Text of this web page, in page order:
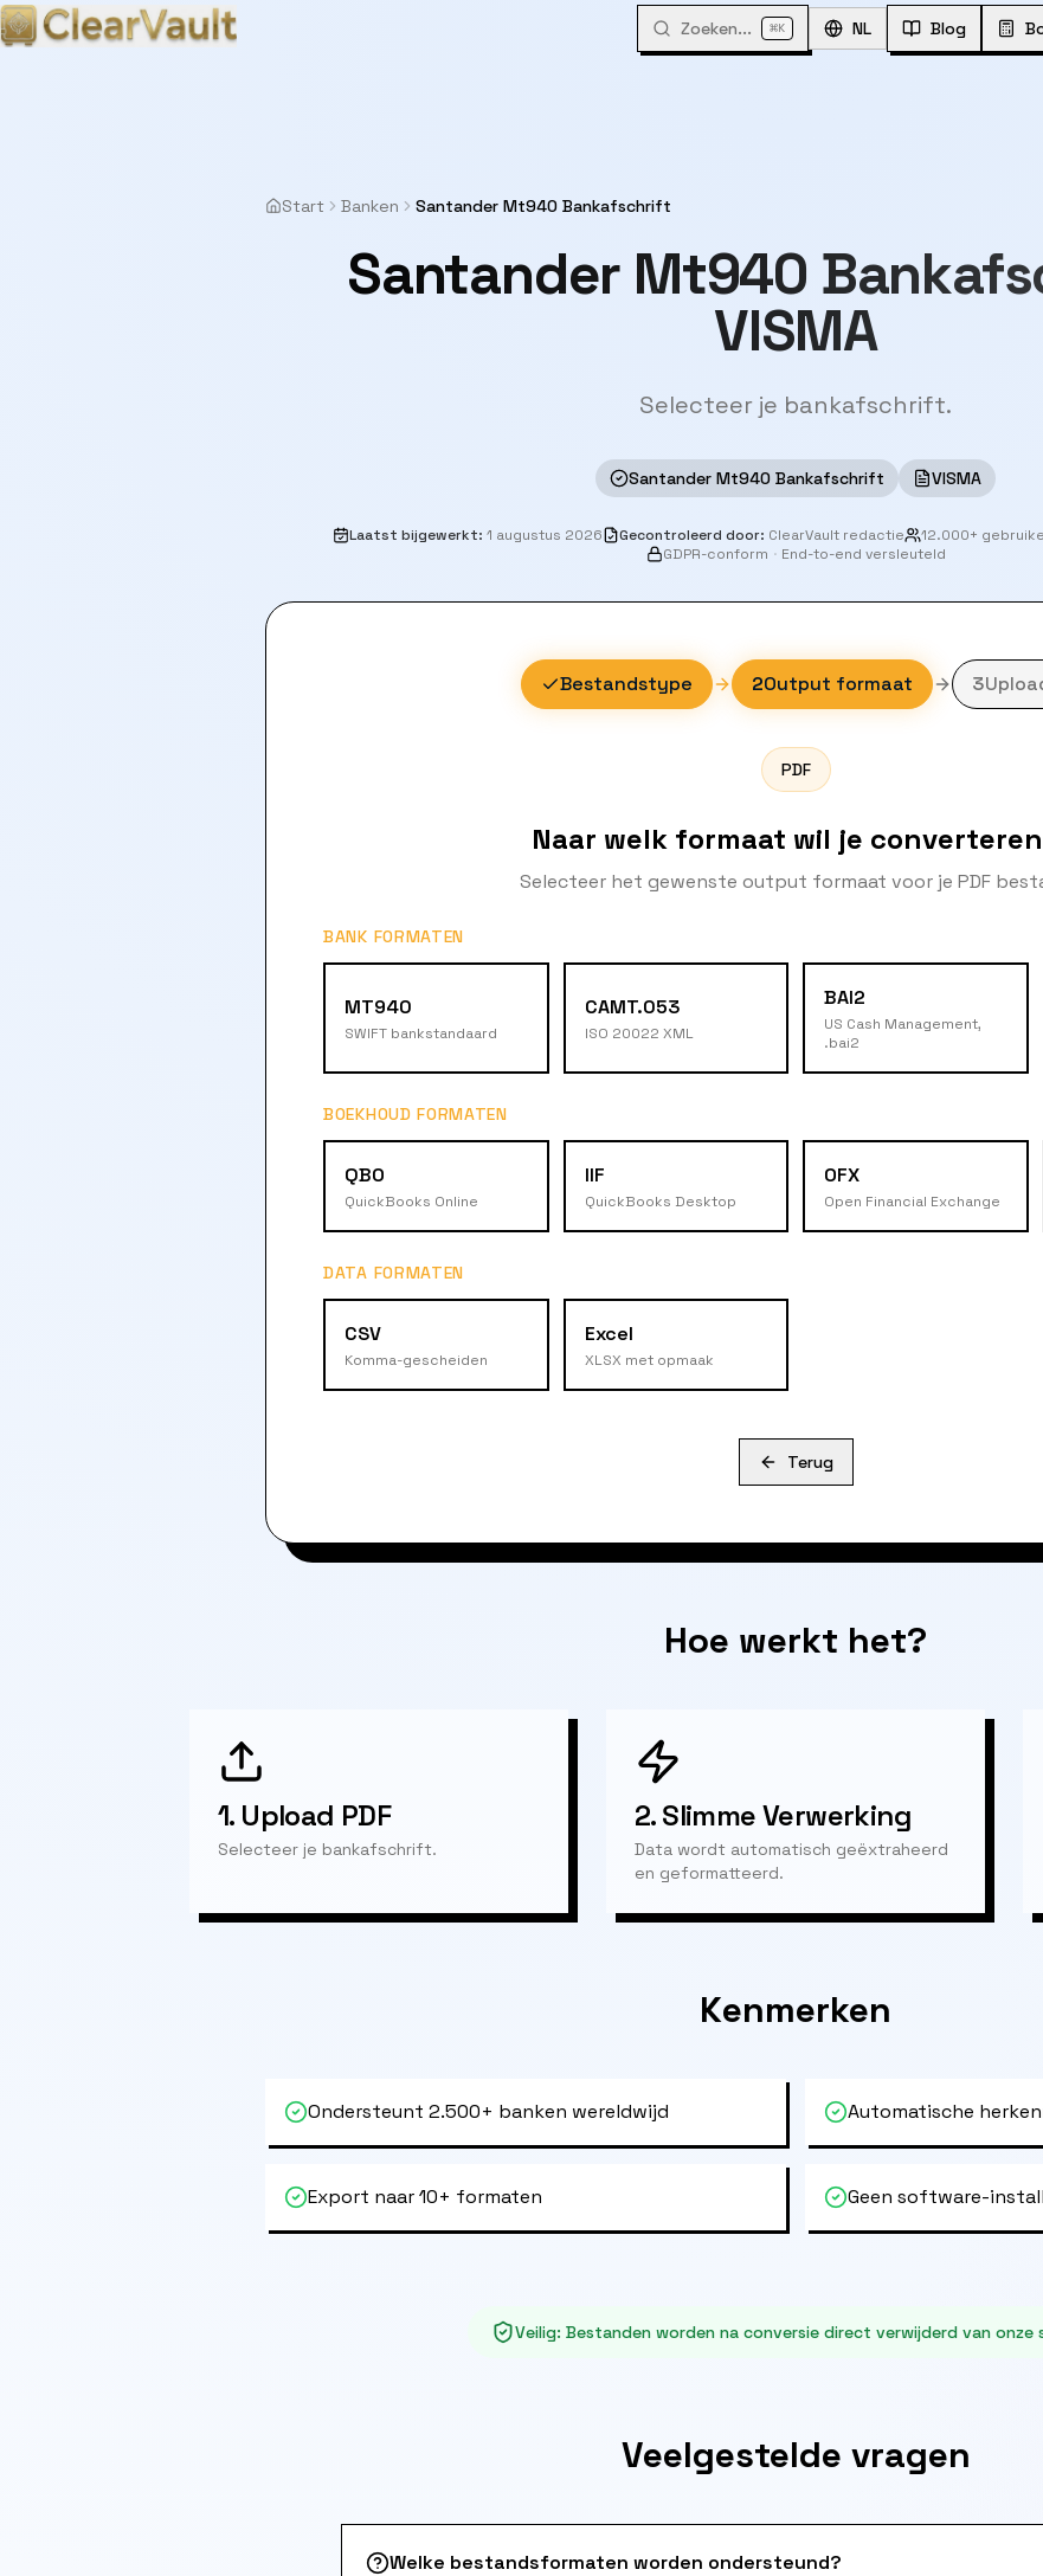
Zoeken... ⌘K NL Blog
Start Banken Santander Mt940 Bankafschrift
Santander Mt940
VISMA
Selecteer je bankafschrift.
Santander Mt940 Bankafschrift VISMA
Laatst bijgewerkt: 1 augustus 2026 Gecontroleerd door: ClearVault redactie 12.000+
GDPR-conform · End-to-end versleuteld
Bestandstype 2Output formaat 3
PDF
Naar welk formaat wil je
Selecteer het gewenste output formaat voor je PDF
BANK FORMATEN
MT940
SWIFT bankstandaard
CAMT.053
ISO 20022 XML
BAI2
US Cash Management,
.bai2
BOEKHOUD FORMATEN
QBO
QuickBooks Online
IIF
QuickBooks Desktop
OFX
Open Financial Exchange
DATA FORMATEN
CSV
Komma-gescheiden
Excel
XLSX met opmaak
Terug
Hoe werkt het?
1. Upload PDF
Selecteer je bankafschrift.
2.Slimme Verwerking
Data wordt automatisch geëxtraheerd
en geformatteerd.
Kenmerken
Ondersteunt 2.500+ banken wereldwijd Automatische
Export naar 10+ formaten Geen software-
Veilig: Bestanden worden na conversie direct verwijderd van onze
Veelgestelde vragen
Welke bestandsformaten worden ondersteund?